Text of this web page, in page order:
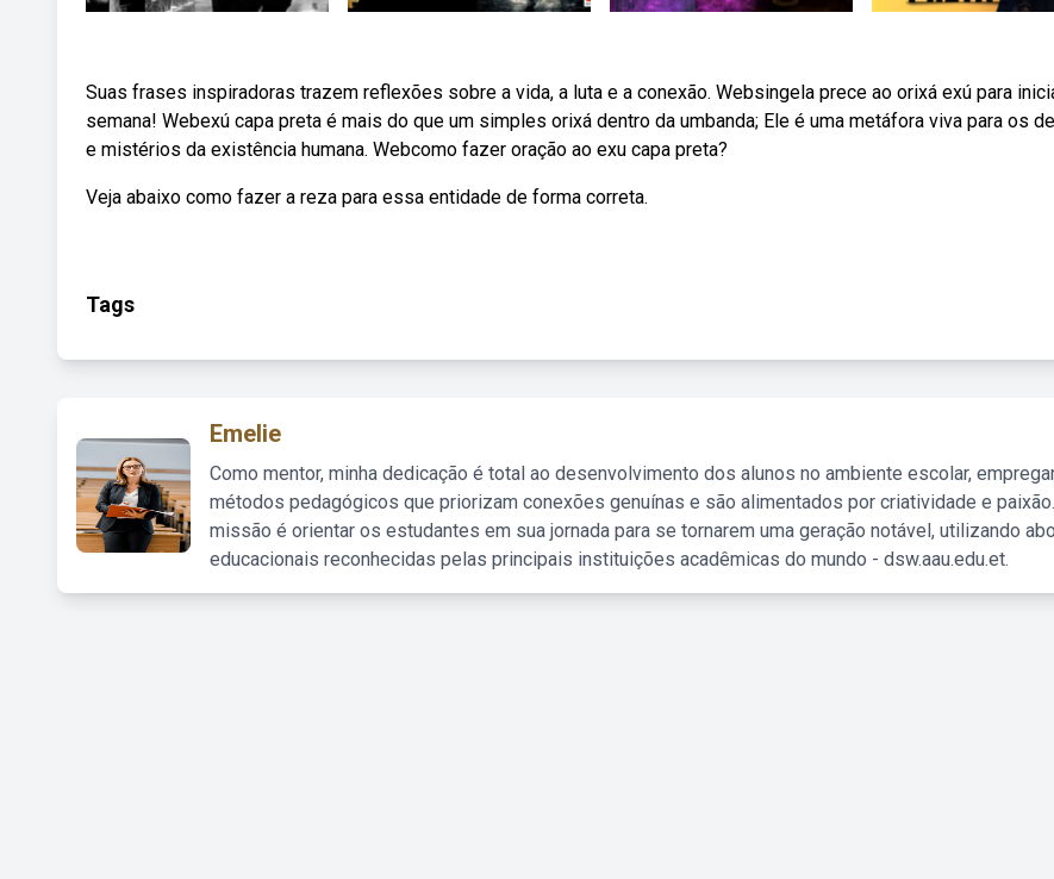
Suas frases inspiradoras trazem reflexões sobre a vida, a luta e a conexão. Websingela prece ao orixá exú para
semana! Webexú capa preta é mais do que um simples orixá dentro da umbanda; Ele é uma metáfora viva para os
e mistérios da existência humana. Webcomo fazer oração ao exu capa preta?
Veja abaixo como fazer a reza para essa entidade de forma correta.
Tags
Emelie
Como mentor, minha dedicação é total ao desenvolvimento dos alunos no ambiente escolar,
métodos pedagógicos que priorizam conexões genuínas e são alimentados por criatividade e
missão é orientar os estudantes em sua jornada para se tornarem uma geração notável, utilizando
educacionais reconhecidas pelas principais instituições acadêmicas do mundo - dsw.aau.edu.et.